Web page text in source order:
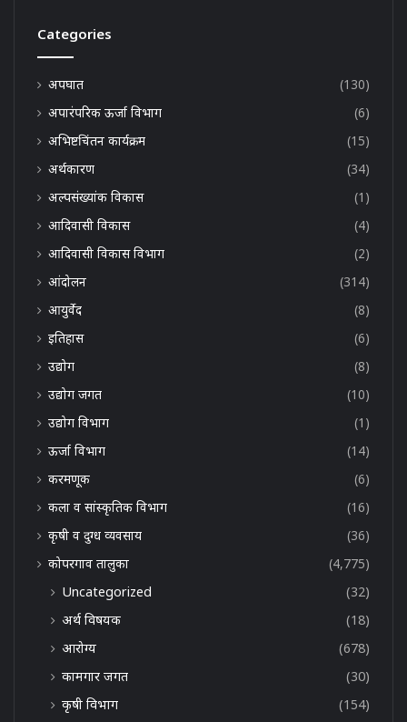
Categories
अपघात
(130)
अपारंपरिक ऊर्जा विभाग
(6)
अभिष्टचिंतन कार्यक्रम
(15)
अर्थकारण
(34)
अल्पसंख्यांक विकास
(1)
आदिवासी विकास
(4)
आदिवासी विकास विभाग
(2)
आंदोलन
(314)
आयुर्वेद
(8)
इतिहास
(6)
उद्योग
(8)
उद्योग जगत
(10)
उद्योग विभाग
(1)
ऊर्जा विभाग
(14)
करमणूक
(6)
कला व सांस्कृतिक विभाग
(16)
कृषी व दुग्ध व्यवसाय
(36)
कोपरगाव तालुका
(4,775)
Uncategorized
(32)
अर्थ विषयक
(18)
आरोग्य
(678)
कामगार जगत
(30)
कृषी विभाग
(154)